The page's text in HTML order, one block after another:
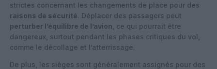
strictes concernant les changements de place pour des
raisons de sécurité. Déplacer des passagers peut
perturber l’équilibre de l’avion , ce qui pourrait être
dangereux, surtout pendant les phases critiques du vol,
comme le décollage et l’atterrissage.
De plus, les sièges sont généralement assignés pour des